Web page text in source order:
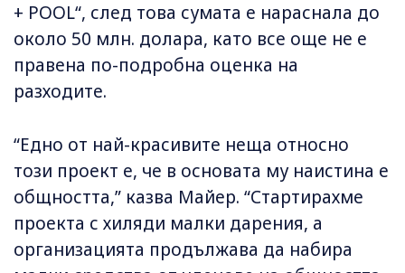
+ POOL“, след това сумата е нараснала до
около 50 млн. долара, като все още не е
правена по-подробна оценка на
разходите.
“Едно от най-красивите неща относно
този проект е, че в основата му наистина е
общността,” казва Майер. “Стартирахме
проекта с хиляди малки дарения, а
организацията продължава да набира